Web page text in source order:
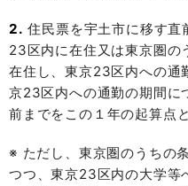
2. 住民票を宇土市に移す直
23区内に在住又は東京圏の
在住し、東京23区内への通
京23区内への通勤の期間に
前までをこの１年の起算点
※ ただし、東京圏のうちの
つつ、東京23区内の大学等